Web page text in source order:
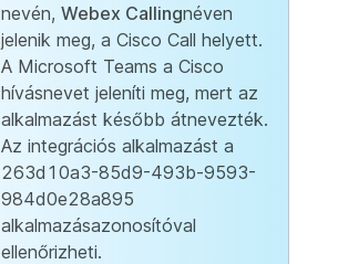
nevén, Webex Callingnéven
jelenik meg, a Cisco Call helyett.
A Microsoft Teams a Cisco
hívásnevet jeleníti meg, mert az
alkalmazást később átnevezték.
Az integrációs alkalmazást a
263d10a3-85d9-493b-9593-
984d0e28a895
alkalmazásazonosítóval
ellenőrizheti.